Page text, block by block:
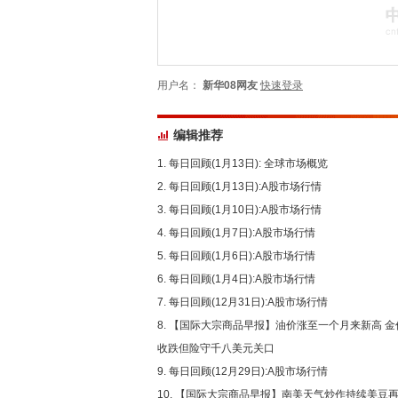
用户名： 新华08网友 快速登录
编辑推荐
每日回顾(1月13日): 全球市场概览
每日回顾(1月13日):A股市场行情
每日回顾(1月10日):A股市场行情
每日回顾(1月7日):A股市场行情
每日回顾(1月6日):A股市场行情
每日回顾(1月4日):A股市场行情
每日回顾(12月31日):A股市场行情
【国际大宗商品早报】油价涨至一个月来新高 金
收跌但险守千八美元关口
每日回顾(12月29日):A股市场行情
【国际大宗商品早报】南美天气炒作持续美豆